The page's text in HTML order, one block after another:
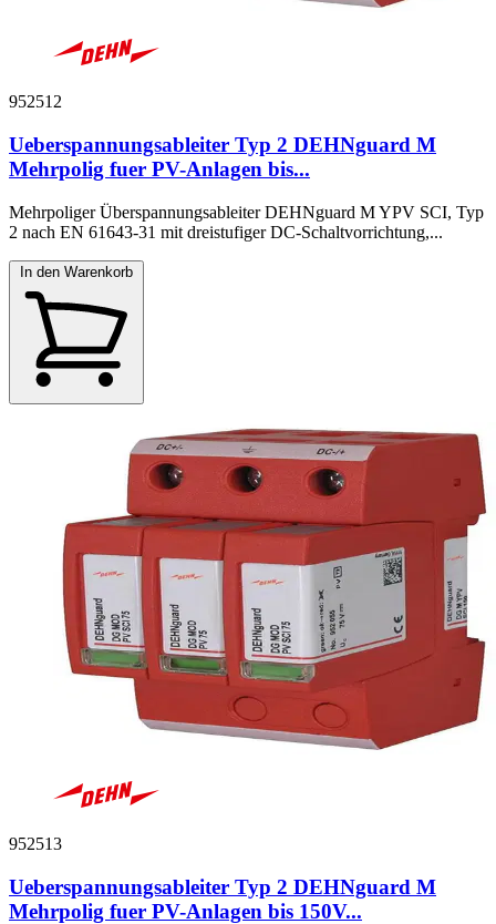
952512
Ueberspannungsableiter Typ 2 DEHNguard M
Mehrpolig fuer PV-Anlagen bis...
Mehrpoliger Überspannungsableiter DEHNguard M YPV SCI, Typ
2 nach EN 61643-31 mit dreistufiger DC-Schaltvorrichtung,...
In den Warenkorb
952513
Ueberspannungsableiter Typ 2 DEHNguard M
Mehrpolig fuer PV-Anlagen bis 150V...